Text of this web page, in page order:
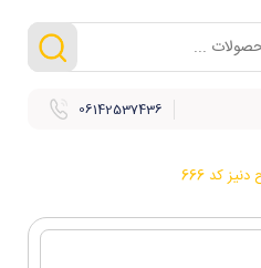
06142537436